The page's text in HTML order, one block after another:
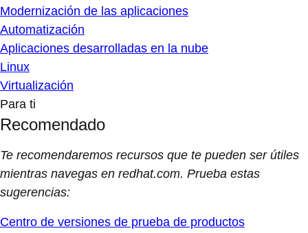
Modernización de las aplicaciones
Automatización
Aplicaciones desarrolladas en la nube
Linux
Virtualización
Para ti
Recomendado
Te recomendaremos recursos que te pueden ser útiles
mientras navegas en redhat.com. Prueba estas
sugerencias:
Centro de versiones de prueba de productos